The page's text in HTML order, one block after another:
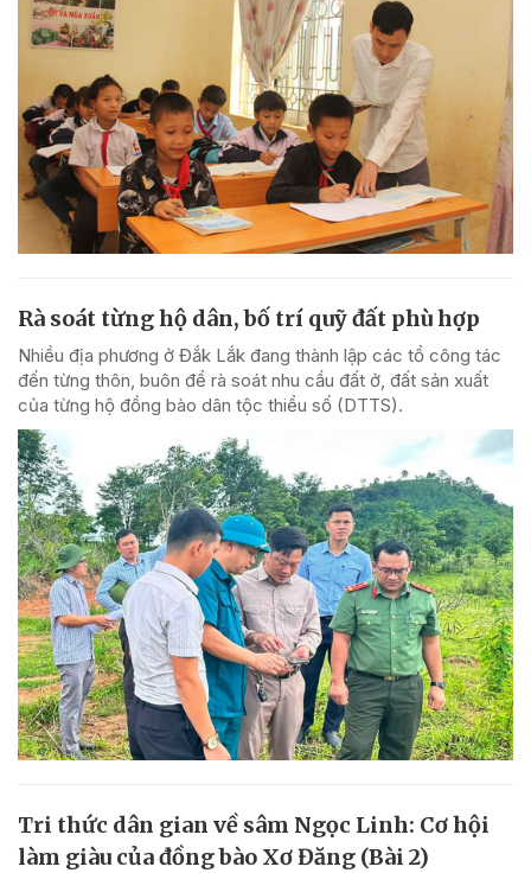
Rà soát từng hộ dân, bố trí quỹ đất phù hợp
Nhiều địa phương ở Đắk Lắk đang thành lập các tổ công tác
đến từng thôn, buôn để rà soát nhu cầu đất ở, đất sản xuất
của từng hộ đồng bào dân tộc thiểu số (DTTS).
Tri thức dân gian về sâm Ngọc Linh: Cơ hội
làm giàu của đồng bào Xơ Đăng (Bài 2)